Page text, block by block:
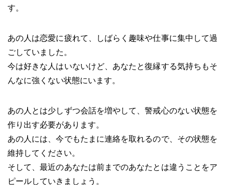
す。
あの人は恋愛に疲れて、しばらく趣味や仕事に集中して過
ごしていました。
今は好きな人はいないけど、あなたと復縁する気持ちもそ
んなに強くない状態にいます。
あの人とは少しずつ会話を増やして、警戒心のない状態を
作り出す必要があります。
あの人には、今でもたまに連絡を取れるので、その状態を
維持してください。
そして、最近のあなたは前までのあなたとは違うことをア
ピールしていきましょう。